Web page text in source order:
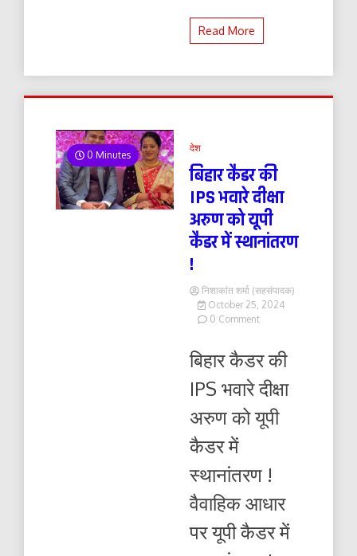
Read More
0 Minutes
देश
बिहार कैडर की
IPS भवारे दीक्षा
अरुण को यूपी
कैडर में स्थानांतरण
!
निशाकांत शर्मा (सहसंपादक)
October 25, 2024
0 Commenton
की
भवारे
अरुण
को
बिहार कैडर की
IPS भवारे दीक्षा
अरुण को यूपी
कैडर में
स्थानांतरण !
वैवाहिक आधार
पर यूपी कैडर में